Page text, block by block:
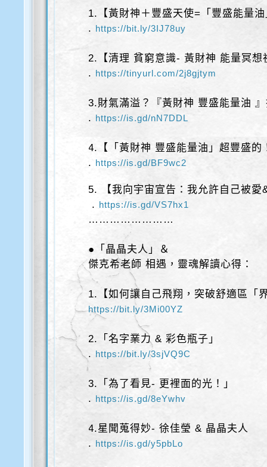
1.【黃財神＋豐盛天使=「豐盛能量
. https://bit.ly/3IJ78uy
2.【清理 貧窮意識- 黃財神 能量冥想
. https://tinyurl.com/2j8gjtym
3.財氣滿溢？『黃財神 豐盛能量油
. https://is.gd/nN7DDL
4.【「黃財神 豐盛能量油」超豐盛的
. https://is.gd/BF9wc2
5. 【我向宇宙宣告：我允許自己被愛
. https://is.gd/VS7hx1
……………………
●「晶晶夫人」＆
傑克希老師 相遇，靈魂解讀心得：
1.【如何讓自己飛翔，突破舒適區「
https://bit.ly/3Mi00YZ
2.「名字業力 & 彩色瓶子」
. https://bit.ly/3sjVQ9C
3.「為了看見- 更裡面的光！」
. https://is.gd/8eYwhv
4.星聞蒐得妙- 徐佳瑩 & 晶晶夫人
. https://is.gd/y5pbLo